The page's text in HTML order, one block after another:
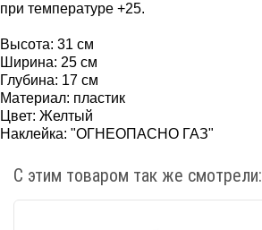
при температуре +25.
Высота: 31 см
Ширина: 25 см
Глубина: 17 см
Материал: пластик
Цвет: Желтый
Наклейка: "ОГНЕОПАСНО ГАЗ"
С этим товаром так же смотрели: